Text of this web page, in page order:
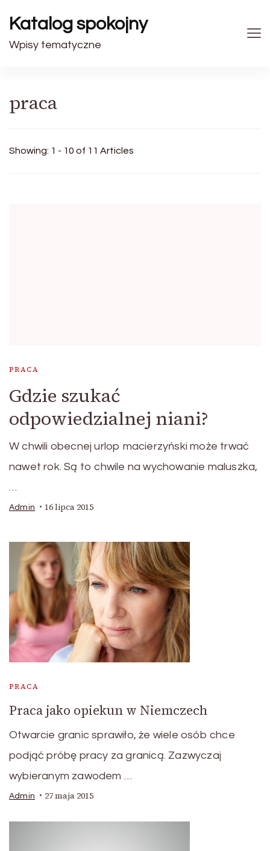
Katalog spokojny
Wpisy tematyczne
praca
Showing: 1 - 10 of 11 Articles
PRACA
Gdzie szukać
odpowiedzialnej niani?
W chwili obecnej urlop macierzyński może trwać
nawet rok. Są to chwile na wychowanie maluszka,
…
Admin 16 lipca 2015
PRACA
Praca jako opiekun w Niemczech
Otwarcie granic sprawiło, że wiele osób chce
podjąć próbę pracy za granicą. Zazwyczaj
wybieranym zawodem …
Admin 27 maja 2015